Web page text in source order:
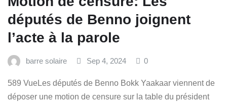
députés de Benno joignent
l’acte à la parole
barre solaire Sep 4, 2024 0
589 VueLes députés de Benno Bokk Yaakaar viennent de
déposer une motion de censure sur la table du président